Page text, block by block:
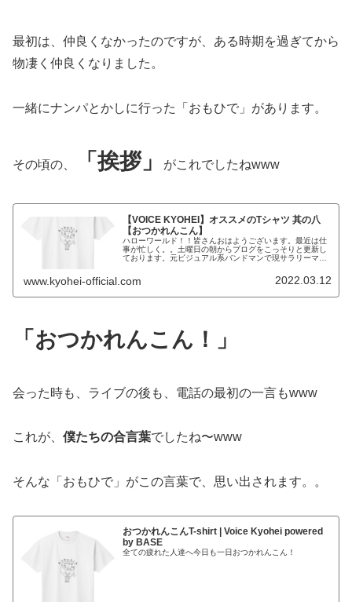
最初は、仲良くなかったのですが、ある時期を過ぎてから
物凄く仲良くなりました。
一緒にナンパとかしに行った「おもひで」があります。
その頃の、 「挨拶」 がこれでしたねwww
【VOICE KYOHEI】オススメのTシャツ 其の八
【おつかれんこん】
ハローワールド！！皆さんおはようございます。最近は仕
事が忙しく。。土曜日の朝からブログをこっそりと更新し
ております。元ビジュアル系バンドマンで現サラリーマン
www.kyohei-official.com 2022.03.12
「おつかれんこん！」
会った時も、ライブの後も、電話の最初の一言もwww
これが、 僕たちの合言葉でしたね〜www
そんな「おもひで」がこの言葉で、思い出されます。。
おつかれんこんT-shirt | Voice Kyohei powered
by BASE
全ての疲れた人達へ今日も一日おつかれんこん！